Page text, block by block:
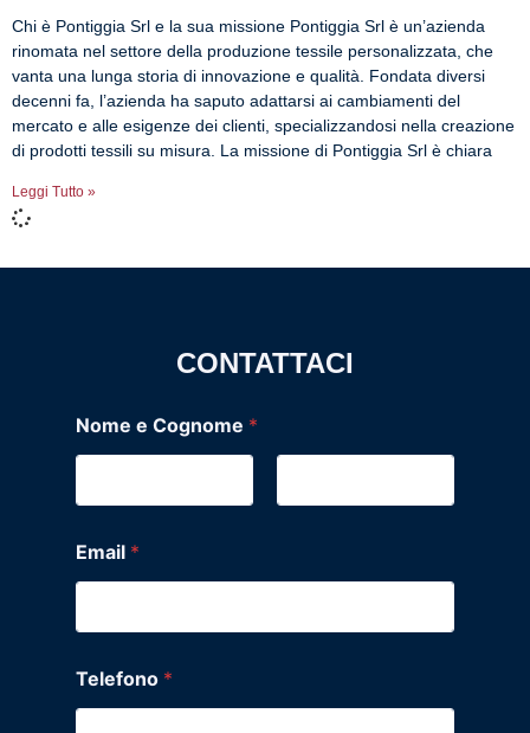
Chi è Pontiggia Srl e la sua missione Pontiggia Srl è un’azienda
rinomata nel settore della produzione tessile personalizzata, che
vanta una lunga storia di innovazione e qualità. Fondata diversi
decenni fa, l’azienda ha saputo adattarsi ai cambiamenti del
mercato e alle esigenze dei clienti, specializzandosi nella creazione
di prodotti tessili su misura. La missione di Pontiggia Srl è chiara
Leggi Tutto »
CONTATTACI
Nome e Cognome *
Email *
Telefono *